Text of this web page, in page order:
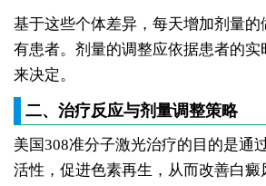
基于这些个体差异，每天增加剂量
有患者。剂量的调整应依据患者的实
来决定。
二、治疗反应与剂量调整策略
美国308准分子激光治疗的目的是通
活性，促进色素再生，从而改善白癜